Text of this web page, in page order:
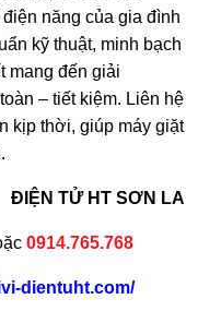
năng của gia đình
kỹ thuật, minh bạch
mang đến giải
– tiết kiệm. Liên hệ
kịp thời, giúp máy giặt
SƠN LA
0914.765.768
dientuht.com/